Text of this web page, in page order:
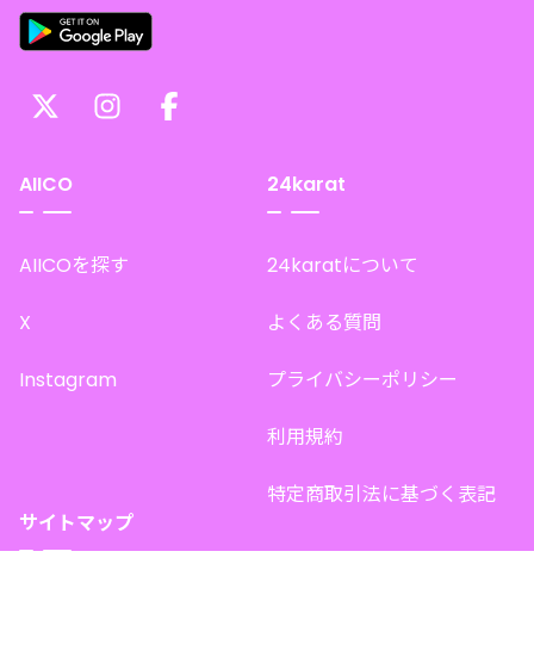
AIICO
AIICOを探す
X
Instagram
24karat
24karatについて
よくある質問
プライバシーポリシー
利用規約
特定商取引法に基づく表記
サイトマップ